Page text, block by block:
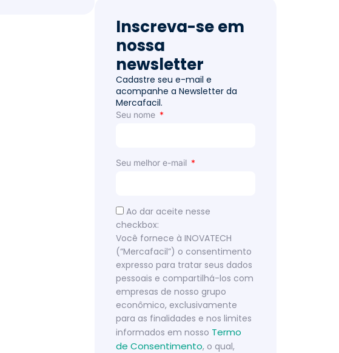
Inscreva-se em
nossa
newsletter
Cadastre seu e-mail e
acompanhe a Newsletter da
Mercafacil.
Seu nome
Seu melhor e-mail
Ao dar aceite nesse
checkbox:
Você fornece à INOVATECH
(“Mercafacil”) o consentimento
expresso para tratar seus dados
pessoais e compartilhá-los com
empresas de nosso grupo
econômico, exclusivamente
para as finalidades e nos limites
informados em nosso Termo
de Consentimento, o qual,